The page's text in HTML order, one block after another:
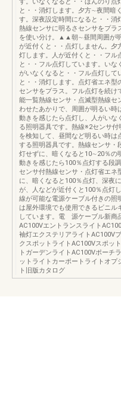
と・・消灯します。夕方∼夜間暗
す。深夜設定時間になると・・
熱線センサに明るさセンサをプラ
を使い分け。▲▲朝∼昼間周囲が
が近付くと・・点灯しません。
灯します。人が近付くと・・フル
と・・フル点灯しています。いな
がいなくなると・・フル点灯して
と・・消灯します。点灯省エネ
センサをプラス。フル点灯を続
能一覧熱線センサ・点滅型熱線セ
わせたあかりで、周囲が明るい時
動きを感じたら点灯し、人がいな
る照明器具です。熱線※2センサ
を検知して、昼間など明るい時は
する照明器具です。熱線センサ・
灯せずに、暗くなると10∼20％の
動きを感じたら100％点灯する段
センサ付熱線センサ・点灯省エネ
に、暗くなると100％点灯、深夜
が、人などが近付くと100％点灯
線が可能な電源ケーブル付きの照
は屋外環境でも使用できるビニル
しています。電 源ケーブル新商
AC100Vエントランスライト
袖灯エクステリアライトAC100V
クスポットライトAC100Vスポッ
トガーデンライトAC100Vポーチ
ットライトカーポートライトオプ
ト旧版カタログ